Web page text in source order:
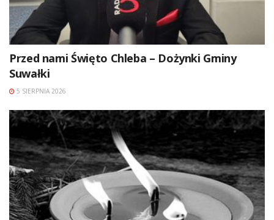
Przed nami Święto Chleba – Dożynki Gminy
Suwałki
5 SIERPNIA 2026